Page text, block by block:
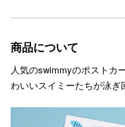
商品について
人気のswimmyのポストカ
わいいスイミーたちが泳ぎ